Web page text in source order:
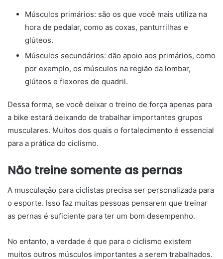
Músculos primários: são os que você mais utiliza na
hora de pedalar, como as coxas, panturrilhas e
glúteos.
Músculos secundários: dão apoio aos primários, como
por exemplo, os músculos na região da lombar,
glúteos e flexores de quadril.
Dessa forma, se você deixar o treino de força apenas para
a bike estará deixando de trabalhar importantes grupos
musculares. Muitos dos quais o fortalecimento é essencial
para a prática do ciclismo.
Não treine somente as pernas
A musculação para ciclistas precisa ser personalizada para
o esporte. Isso faz muitas pessoas pensarem que treinar
as pernas é suficiente para ter um bom desempenho.
No entanto, a verdade é que para o ciclismo existem
muitos outros músculos importantes a serem trabalhados.